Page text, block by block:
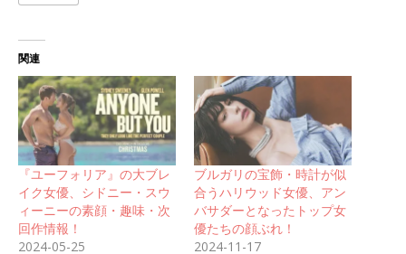
関連
『ユーフォリア』の大ブレ
イク女優、シドニー・スウ
ィーニーの素顔・趣味・次
回作情報！
2024-05-25
ブルガリの宝飾・時計が似
合うハリウッド女優、アン
バサダーとなったトップ女
優たちの顔ぶれ！
2024-11-17